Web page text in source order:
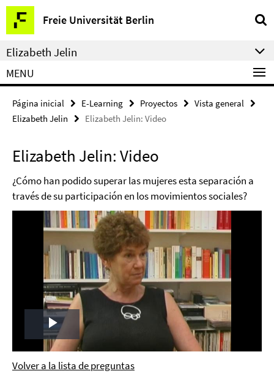
Springe
direkt
zu
Inhalt
Freie Universität Berlin
Herramientas
de
navegación
Elizabeth Jelin
MENU
Página inicial E-Learning Proyectos
Vista general
Elizabeth Jelin
Elizabeth Jelin: Video
Elizabeth Jelin: Video
¿Cómo han podido superar las mujeres esta separación a
través de su participación en los movimientos sociales?
Play
Video
Volver a la lista de preguntas